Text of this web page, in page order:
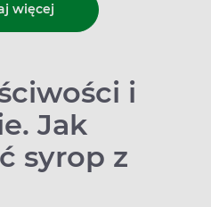
więcej
i
Jak
syrop z